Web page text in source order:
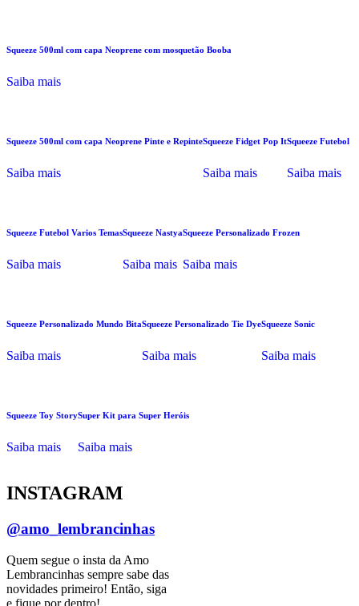
Squeeze 500ml com capa Neoprene com mosquetão Booba
Saiba mais
Squeeze 500ml com capa Neoprene Pinte e Repinte
Saiba mais
Squeeze Fidget Pop It
Saiba mais
Squeeze Futebol
Saiba mais
Squeeze Futebol Varios Temas
Saiba mais
Squeeze Nastya
Saiba mais
Squeeze Personalizado Frozen
Saiba mais
Squeeze Personalizado Mundo Bita
Saiba mais
Squeeze Personalizado Tie Dye
Saiba mais
Squeeze Sonic
Saiba mais
Squeeze Toy Story
Saiba mais
Super Kit para Super Heróis
Saiba mais
INSTAGRAM
@amo_lembrancinhas
Quem segue o insta da Amo
Lembrancinhas sempre sabe das
novidades primeiro! Então, siga
e fique por dentro!